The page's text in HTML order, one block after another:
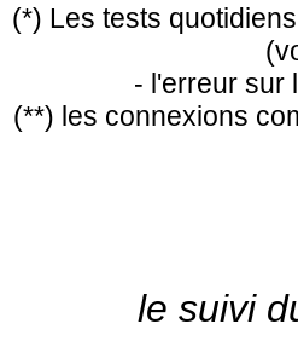
(*) Les tests
- l'erreur sur
(**) les connexions
le suivi